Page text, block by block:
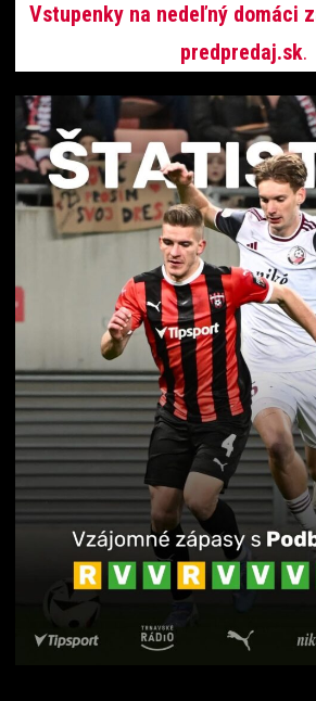
Vstupenky na nedeľný domáci
predpredaj.sk.